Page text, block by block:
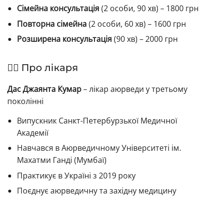
Сімейна консультація(2 особи, 90 хв) – 1800 грн
Повторна сімейна(2 особи, 60 хв) – 1600 грн
Розширена консультація(90 хв) – 2000 грн
👨‍⚕️ Про лікаря
Дас Джаянта Кумар– лікар аюрведи у третьому
поколінні
Випускник Санкт-Петербурзької Медичної
Академії
Навчався в Аюрведичному Університеті ім.
Махатми Ганді (Мумбаї)
Практикує в Україні з 2019 року
Поєднує аюрведичну та західну медицину